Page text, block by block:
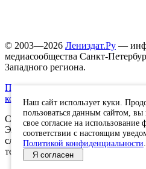
© 2003—2026 Лениздат.Ру —
медиасообщества Санкт-
Западного региона.
Правила использования
конфиденциальности.
Свидетельство о регистрации
ЭЛ №ФС77-91046, выданное
службой по надзору в сфере
технологий и массовых
Наш сайт использует куки.
пользоваться данным сайтом, вы
свое согласие на использование
соответствии с настоящим
Политикой конфиденциальности
Я согласен